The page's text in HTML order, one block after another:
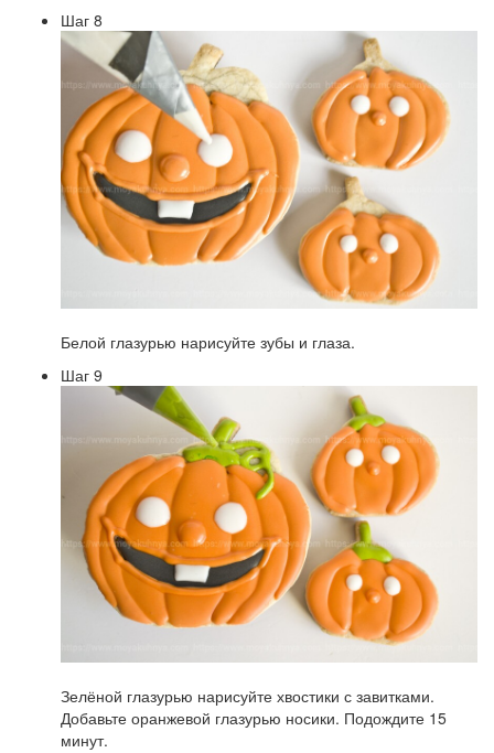
Шаг 8
Белой глазурью нарисуйте зубы и глаза.
Шаг 9
Зелёной глазурью нарисуйте хвостики с завитками.
Добавьте оранжевой глазурью носики. Подождите 15
минут.